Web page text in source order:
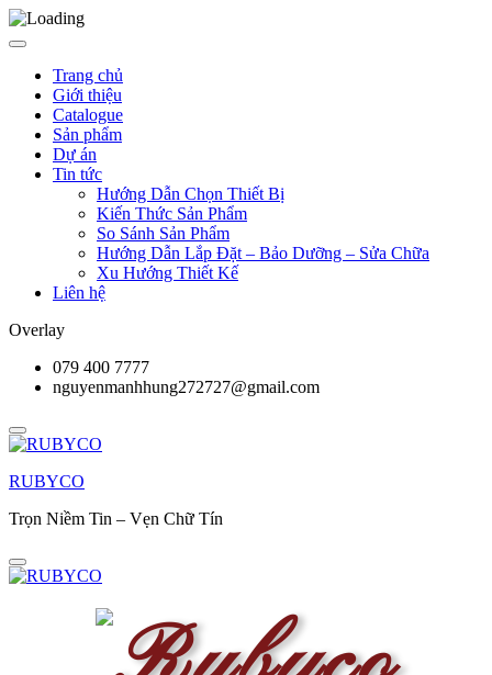
Trang chủ
Giới thiệu
Catalogue
Sản phẩm
Dự án
Tin tức
Hướng Dẫn Chọn Thiết Bị
Kiến Thức Sản Phẩm
So Sánh Sản Phẩm
Hướng Dẫn Lắp Đặt – Bảo Dưỡng – Sửa Chữa
Xu Hướng Thiết Kế
Liên hệ
Overlay
079 400 7777
nguyenmanhhung272727@gmail.com
RUBYCO
Trọn Niềm Tin – Vẹn Chữ Tín